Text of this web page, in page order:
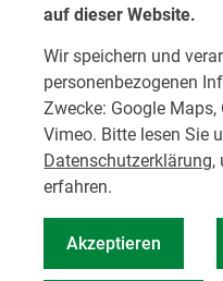
auf dieser Website.
Wir speichern und
personenbezogenen
Zwecke: Google Maps,
Vimeo. Bitte lesen Sie
Datenschutzerklärung,
erfahren.
Akzeptieren
sachsen.de
-
des